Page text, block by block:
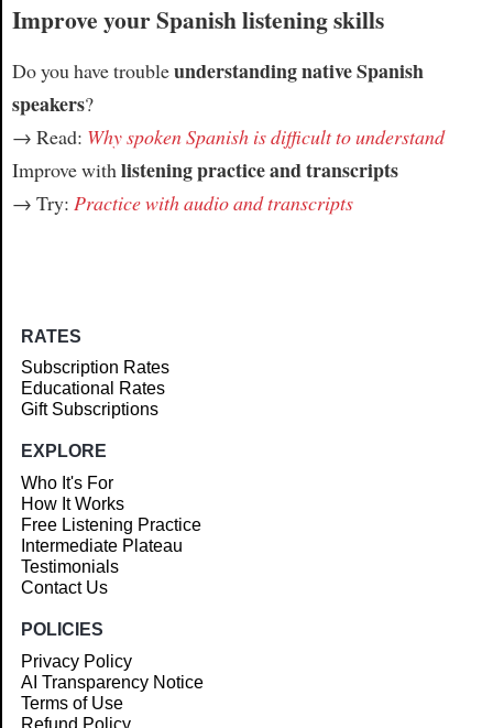
Improve your Spanish listening skills
Do you have troubleunderstanding native Spanish
speakers?
→ Read: Why spoken Spanish is difficult to understand
Improve withlistening practice and transcripts
→ Try: Practice with audio and transcripts
RATES
Subscription Rates
Educational Rates
Gift Subscriptions
EXPLORE
Who It's For
How It Works
Free Listening Practice
Intermediate Plateau
Testimonials
Contact Us
POLICIES
Privacy Policy
AI Transparency Notice
Terms of Use
Refund Policy